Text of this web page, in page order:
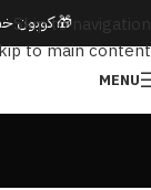
🎁 كوبون
Skip to navigation
to main content
MENU